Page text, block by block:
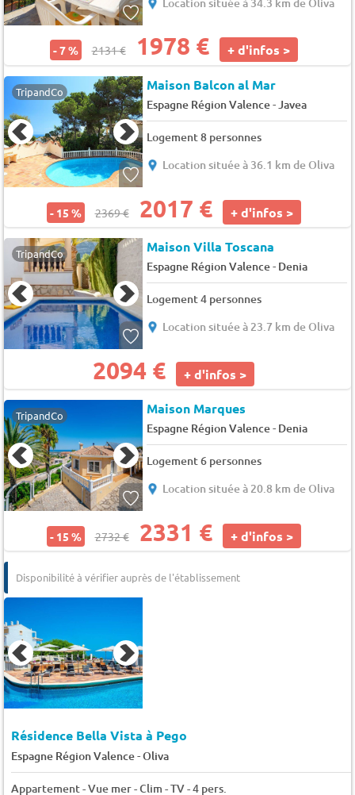
- 7 % 2131 € 1978 € + d'infos >
TripandCo Maison Balcon al Mar
Espagne Région Valence-Javea
Logement 8 personnes
Location située à 36.1 km de Oliva
- 15 % 2369 € 2017 € + d'infos >
TripandCo Maison Villa Toscana
Espagne Région Valence- Denia
Logement 4 personnes
Location située à 23.7 km de Oliva
2094 € + d'infos >
TripandCo Maison Marques
Espagne Région Valence- Denia
Logement 6 personnes
Location située à 20.8 km de Oliva
- 15 % 2732 € 2331 € + d'infos >
Disponibilité à vérifier auprès de l'établissement
Résidence Bella Vista à Pego
Espagne Région Valence-Oliva
Appartement - Vue mer - Clim - TV - 4 pers.